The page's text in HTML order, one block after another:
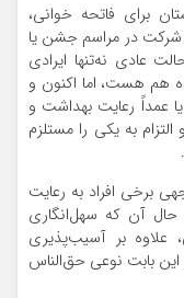
برای فاتحه خوانی،
شرکت در مراسم جشن یا
عادی نه‌تنها ایرادی
هم هست، اما اکنون و
عمداً رعایت بهداشت و
به یکی را مستلزم
برخی افراد به رعایت
آن که سهل‌انگاری
علاوه بر آسیب‌پذیری
این بابت نوعی حق‌الناس